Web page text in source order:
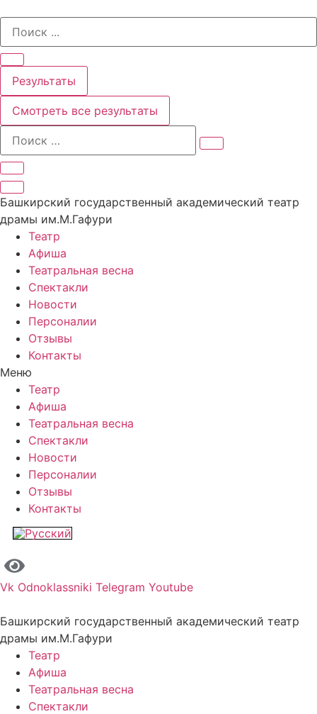
содержимому
Search
Результаты
Смотреть все результаты
Башкирский государственный академический театр
драмы им.М.Гафури
Театр
Афиша
Театральная весна
Спектакли
Новости
Персоналии
Отзывы
Контакты
Меню
Театр
Афиша
Театральная весна
Спектакли
Новости
Персоналии
Отзывы
Контакты
Vk Odnoklassniki Telegram Youtube
Башкирский государственный академический театр
драмы им.М.Гафури
Театр
Афиша
Театральная весна
Спектакли